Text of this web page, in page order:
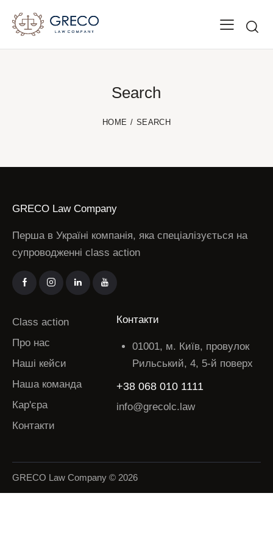
Search
HOME SEARCH
GRECO Law Company
Перша в Україні компанія, яка спеціалізується на
супроводженні class action
Class action
Про нас
Наші кейси
Наша команда
Кар'єра
Контакти
Контакти
01001, м. Київ, провулок
Рильський, 4, 5-й поверх
+38 068 010 1111
info@grecolc.law
GRECO Law Company © 2026